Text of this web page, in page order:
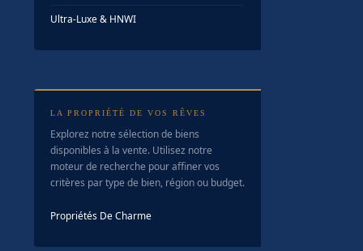
Ultra-Luxe & HNWI
LA PROPRIÉTÉ DE VOS RÊVES
Explorez notre sélection de biens
disponibles à la vente. Utilisez notre
moteur de recherche pour affiner vos
critères par type de bien, région ou budget.
Propriétés De Charme